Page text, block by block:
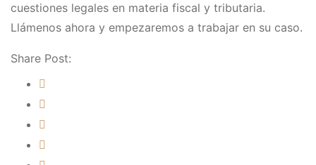
cuestiones legales en materia fiscal y tributaria.
Llámenos ahora y empezaremos a trabajar en su caso.
Share Post: